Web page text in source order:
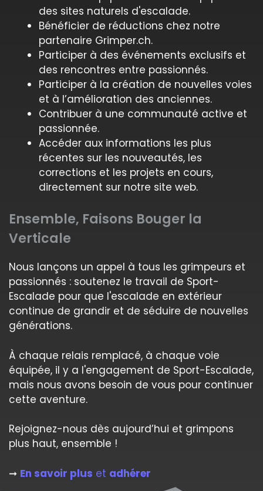
des sites naturels d'escalade.
Bénéficier de réductions chez notre
partenaire Grimper.ch.
Participer à des événements exclusifs et
des rencontres entre passionnés.
Participer à la création de nouvelles voies
et à l’amélioration des anciennes.
Contribuer à une communauté active et
passionnée.
Accéder aux informations les plus
récentes sur les nouveautés, les
corrections et les projets en cours,
directement sur notre site web.
Ensemble, Faisons Bouger la
Verticale
Nous lançons un appel à tous les grimpeurs et
passionnés : soutenez le travail de Sport-
Escalade pour que l'escalade en extérieur
continue de grandir et de séduire de nouvelles
générations.
À chaque relais remplacé, à chaque voie
équipée, il y a l'engagement de Sport-Escalade,
mais nous avons besoin de vous pour continuer
cette aventure.
Rejoignez-nous dès aujourd’hui et grimpons
plus haut, ensemble !
➞ En savoir plus et adhérer